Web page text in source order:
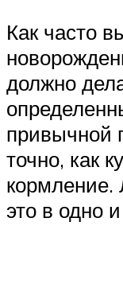
Как часто
должно
привычной
точно, как
кормление.
это в одно